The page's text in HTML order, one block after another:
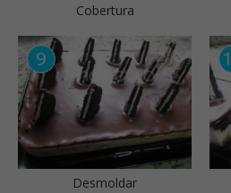
Cobertura
Desmoldar